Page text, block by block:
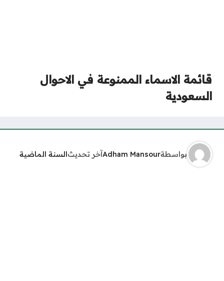
قائمة الاسماء الممنوعة في الاحوال
السعودية
بواسطةAdham Mansourآخر تحديثالسنة الماضية